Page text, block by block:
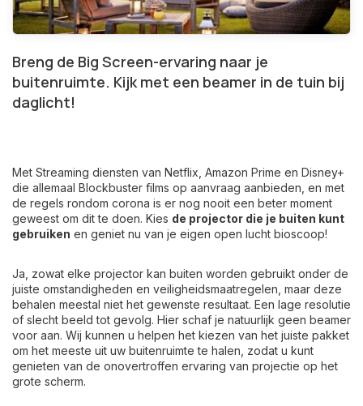
Breng de Big Screen-ervaring naar je
buitenruimte. Kijk met een beamer in de tuin bij
daglicht!
Met Streaming diensten van Netflix, Amazon Prime en Disney+
die allemaal Blockbuster films op aanvraag aanbieden, en met
de regels rondom corona is er nog nooit een beter moment
geweest om dit te doen. Kies de projector die je buiten kunt
gebruiken en geniet nu van je eigen open lucht bioscoop!
Ja, zowat elke projector kan buiten worden gebruikt onder de
juiste omstandigheden en veiligheidsmaatregelen, maar deze
behalen meestal niet het gewenste resultaat. Een lage resolutie
of slecht beeld tot gevolg. Hier schaf je natuurlijk geen beamer
voor aan. Wij kunnen u helpen het kiezen van het juiste pakket
om het meeste uit uw buitenruimte te halen, zodat u kunt
genieten van de onovertroffen ervaring van projectie op het
grote scherm.